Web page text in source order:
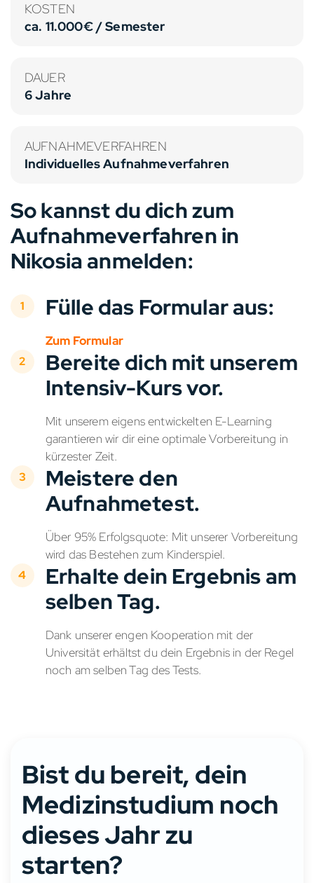
DAUER
6 Jahre
AUFNAHMEVERFAHREN
Individuelles Aufnahmeverfahren
KOSTEN
ca. 11.000€ / Semester
So kannst du dich zum
Aufnahmeverfahren in
Nikosia anmelden:
Fülle das Formular aus:
Zum Formular
Bereite dich mit unserem
Intensiv-Kurs vor.
Mit unserem eigens entwickelten E-Learning
garantieren wir dir eine optimale Vorbereitung in
kürzester Zeit.
Meistere den
Aufnahmetest.
Über 95% Erfolgsquote: Mit unserer Vorbereitung
wird das Bestehen zum Kinderspiel.
Erhalte dein Ergebnis am
selben Tag.
Dank unserer engen Kooperation mit der
Universität erhältst du dein Ergebnis in der Regel
noch am selben Tag des Tests.
Bist du bereit, dein
Medizinstudium noch
dieses Jahr zu
starten?